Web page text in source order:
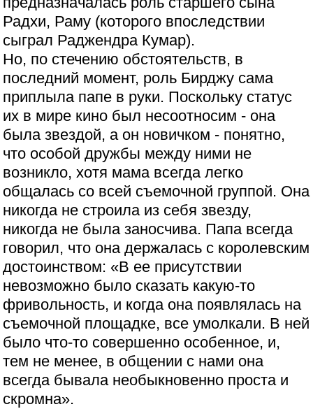
Радхи, Раму (которого впоследствии
сыграл Раджендра Кумар).
Но, по стечению обстоятельств, в
последний момент, роль Бирджу сама
приплыла папе в руки. Поскольку статус
их в мире кино был несоотносим - она
была звездой, а он новичком - понятно,
что особой дружбы между ними не
возникло, хотя мама всегда легко
общалась со всей съемочной группой. Она
никогда не строила из себя звезду,
никогда не была заносчива. Папа всегда
говорил, что она держалась с королевским
достоинством: «В ее присутствии
невозможно было сказать какую-то
фривольность, и когда она появлялась на
съемочной площадке, все умолкали. В ней
было что-то совершенно особенное, и,
тем не менее, в общении с нами она
всегда бывала необыкновенно проста и
скромна».